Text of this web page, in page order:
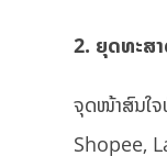
2. ຍຸດທະສາ
ຈຸດໜ້າສົນໃ
Shopee,